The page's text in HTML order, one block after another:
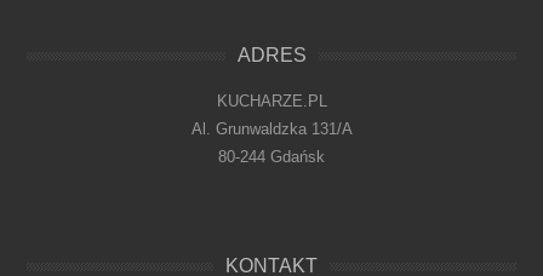
ADRES
KUCHARZE.PL
Al. Grunwaldzka 131/A
80-244 Gdańsk
KONTAKT